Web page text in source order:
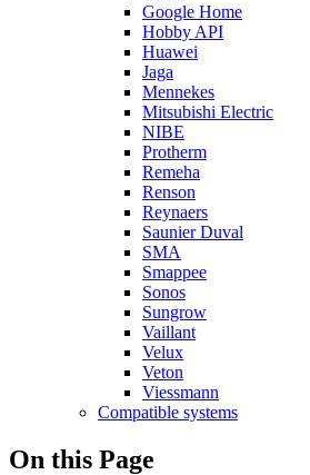
Google Home
Hobby API
Huawei
Jaga
Mennekes
Mitsubishi Electric
NIBE
Protherm
Remeha
Renson
Reynaers
Saunier Duval
SMA
Smappee
Sonos
Sungrow
Vaillant
Velux
Veton
Viessmann
Compatible systems
On this Page